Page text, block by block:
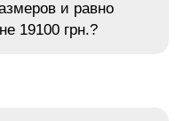
и равно
19100 грн.?